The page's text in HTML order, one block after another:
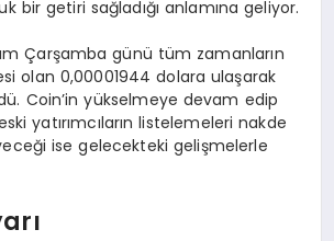
bir getiri sağladığı anlamına geliyor.
Çarşamba günü tüm zamanların
olan 0,00001944 dolara ulaşarak
Coin’in yükselmeye devam edip
yatırımcıların listelemeleri nakde
ise gelecekteki gelişmelerle